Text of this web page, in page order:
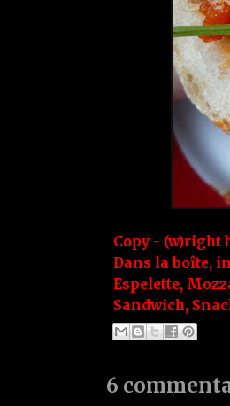
Copy - (w)right
Dans la boîte,
Espelette,
Sandwich,
6